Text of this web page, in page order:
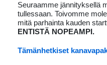
Seuraamme jännityksellä
tullessaan. Toivomme
mitä parhainta kauden
ENTISTÄ NOPEAMPI.
Tämänhetkiset